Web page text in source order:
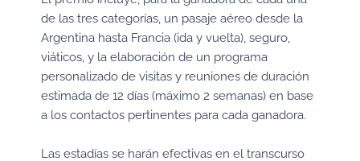
de las tres categorías, un pasaje aéreo desde la
Argentina hasta Francia (ida y vuelta), seguro,
viáticos, y la elaboración de un programa
personalizado de visitas y reuniones de duración
estimada de 12 días (máximo 2 semanas) en base
a los contactos pertinentes para cada ganadora.
Las estadías se harán efectivas en el transcurso